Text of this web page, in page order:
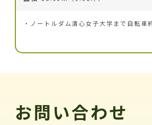
・ノートルダム清心女子大学まで自転
お問い合わせ